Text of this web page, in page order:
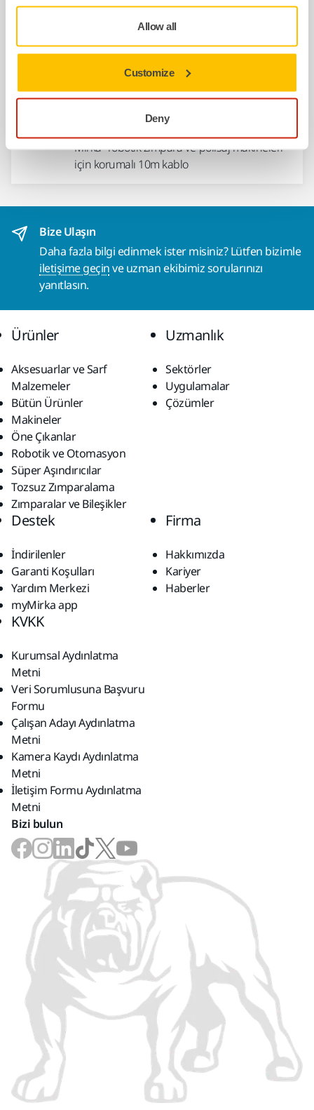
Allow all
Customize
Deny
Mains Cable CE 230V IEC C13, CEROS,
(Korumalı) 10m
Mirka® robotik zımpara ve polisaj makineleri
için korumalı 10m kablo
Bize Ulaşın
Daha fazla bilgi edinmek ister misiniz? Lütfen bizimle
iletişime geçinve uzman ekibimiz sorularınızı
yanıtlasın.
Ürünler
Aksesuarlar ve Sarf
Malzemeler
Bütün Ürünler
Makineler
Öne Çıkanlar
Robotik ve Otomasyon
Süper Aşındırıcılar
Tozsuz Zımparalama
Zımparalar ve Bileşikler
Uzmanlık
Sektörler
Uygulamalar
Çözümler
Destek
İndirilenler
Garanti Koşulları
Yardım Merkezi
myMirka app
Firma
Hakkımızda
Kariyer
Haberler
KVKK
Kurumsal Aydınlatma
Metni
Veri Sorumlusuna Başvuru
Formu
Çalışan Adayı Aydınlatma
Metni
Kamera Kaydı Aydınlatma
Metni
İletişim Formu Aydınlatma
Metni
Bizi bulun